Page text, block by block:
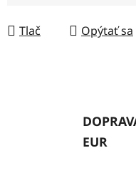
Tlač Opýtať sa
EUR